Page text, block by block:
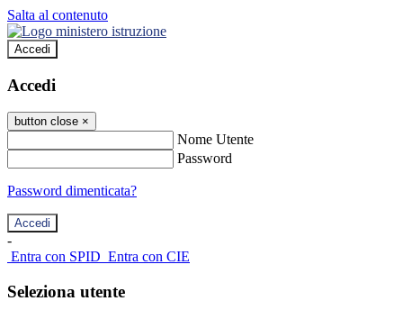
Salta al contenuto
Accedi
Accedi
button close ×
Nome Utente
Password
Password dimenticata?
-
Entra con SPID Entra con CIE
Seleziona utente